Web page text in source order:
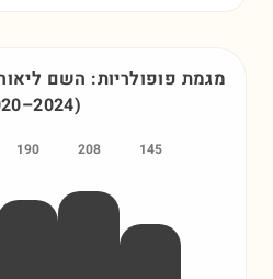
מגמת פופולריות: השם
–2024)
145
208
190